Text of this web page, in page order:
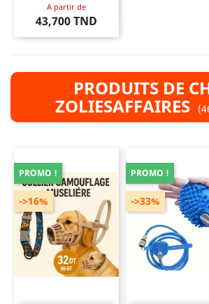
A partir de
43,700 TND
PRODUITS DE
ZOLIESAFFAIRES
->16%
PROMO !
->33%
PROMO !